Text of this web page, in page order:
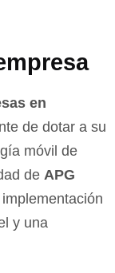
en
de dotar a su
móvil de
de APG
y una